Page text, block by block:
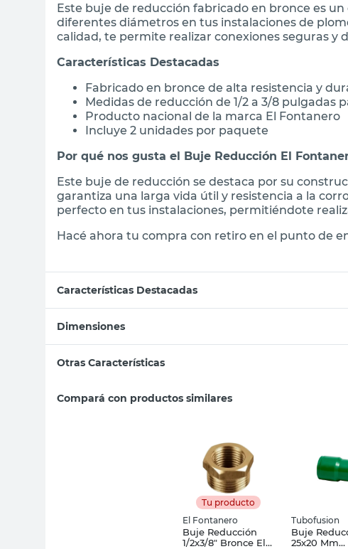
Este buje de reducción fabricado en bronce es
diferentes diámetros en tus instalaciones de
calidad, te permite realizar conexiones seguras y
Características Destacadas
Fabricado en bronce de alta resistencia y
Medidas de reducción de 1/2 a 3/8 pulgadas
Producto nacional de la marca El Fontanero
Incluye 2 unidades por paquete
Por qué nos gusta el Buje Reducción El
Este buje de reducción se destaca por su
garantiza una larga vida útil y resistencia a la
perfecto en tus instalaciones, permitiéndote
Hacé ahora tu compra con retiro en el punto de
Características Destacadas
Dimensiones
Otras Características
Compará con productos similares
Tu producto
El Fontanero
Buje Reducción
1/2x3/8" Bronce El
Tubofusion
Buje
25x20 Mm